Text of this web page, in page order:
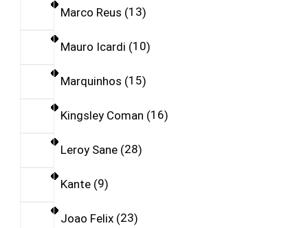
Marco Reus 13
Mauro Icardi 10
Marquinhos 15
Kingsley Coman 16
Leroy Sane 28
Kante 9
Joao Felix 23